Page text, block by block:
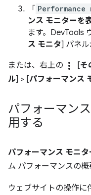
「 Performance
ンス モニターを
ます。DevTools
ス モニタ] パネル
または、右上の more_vert [そ
ル] > [パフォーマンス
パフォーマン
用する
パフォーマンス モニタ
ム パフォーマンスの概
ウェブサイトの操作に